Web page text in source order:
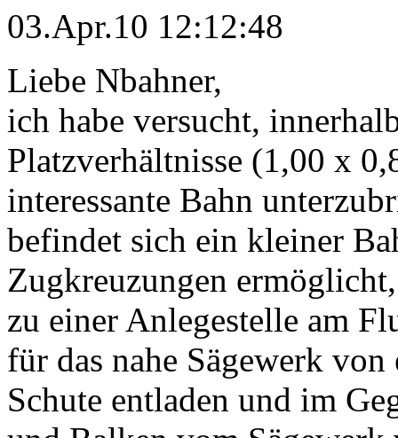
03.Apr.10 12:12:48
Liebe Nbahner,
ich habe versucht,
Platzverhältnisse (1,00 x
interessante Bahn
befindet sich ein kleiner
Zugkreuzungen
zu einer Anlegestelle am
für das nahe Sägewerk
Schute entladen und im